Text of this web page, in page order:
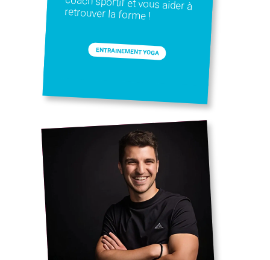
retrouver la forme !
ENTRAINEMENT YOGA